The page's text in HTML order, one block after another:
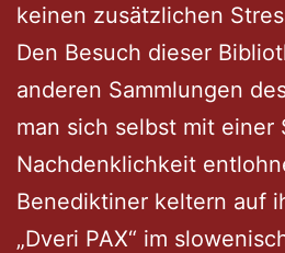
keinen zusätzlichen
Den Besuch dieser
anderen Sammlungen
man sich selbst mit einer
Nachdenklichkeit
Benediktiner keltern auf
„Dveri PAX“ im